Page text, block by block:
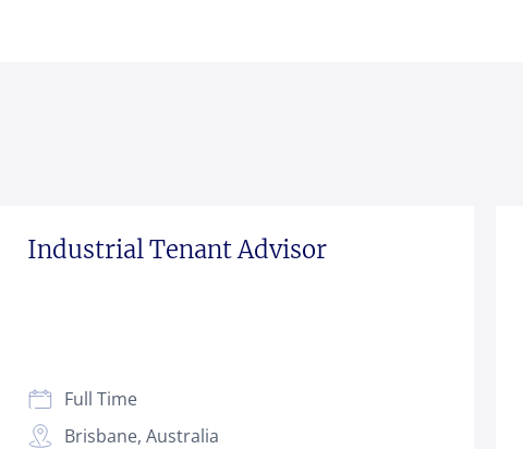
Industrial Tenant Advisor
Brisbane, Australia
Full Time